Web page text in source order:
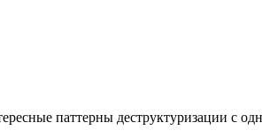
паттерны деструктуризации с